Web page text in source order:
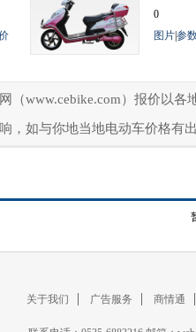
0
图片参
（www.cebike.com）报价以
，如与你地当地电动车价格有
关于我们 广告服务 商情通